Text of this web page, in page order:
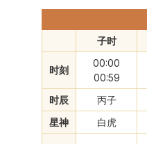
子时
时刻
00:00
00:59
时辰
丙子
星神
白虎